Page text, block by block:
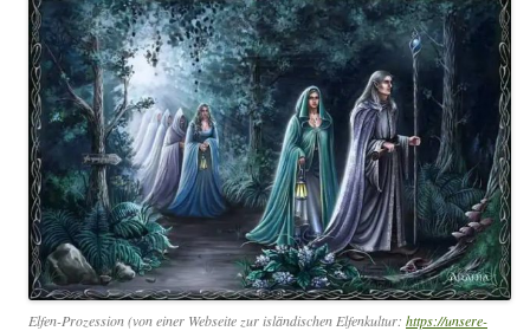
Elfen-Prozession (von einer Webseite zur isländischen Elfenkultur: https://unsere-